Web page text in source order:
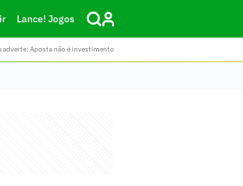
Lance! Jogos
adverte: Aposta não é investimento